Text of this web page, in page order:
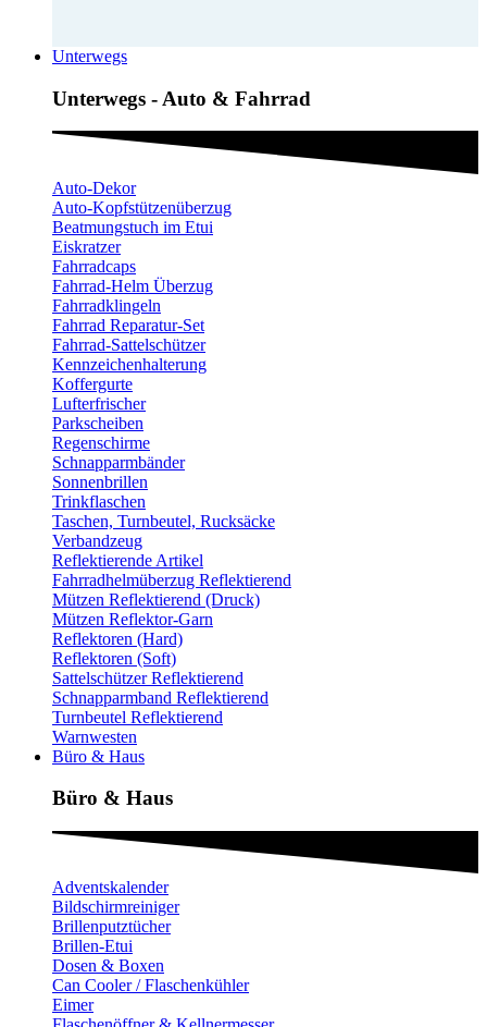
Unterwegs
Unterwegs - Auto & Fahrrad
Auto-Dekor
Auto-Kopfstützenüberzug
Beatmungstuch im Etui
Eiskratzer
Fahrradcaps
Fahrrad-Helm Überzug
Fahrradklingeln
Fahrrad Reparatur-Set
Fahrrad-Sattelschützer
Kennzeichenhalterung
Koffergurte
Lufterfrischer
Parkscheiben
Regenschirme
Schnapparmbänder
Sonnenbrillen
Trinkflaschen
Taschen, Turnbeutel, Rucksäcke
Verbandzeug
Reflektierende Artikel
Fahrradhelmüberzug Reflektierend
Mützen Reflektierend (Druck)
Mützen Reflektor-Garn
Reflektoren (Hard)
Reflektoren (Soft)
Sattelschützer Reflektierend
Schnapparmband Reflektierend
Turnbeutel Reflektierend
Warnwesten
Büro & Haus
Büro & Haus
Adventskalender
Bildschirmreiniger
Brillenputztücher
Brillen-Etui
Dosen & Boxen
Can Cooler / Flaschenkühler
Eimer